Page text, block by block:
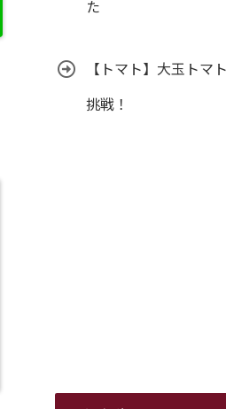
た
【トマト】大玉トマ
挑戦！